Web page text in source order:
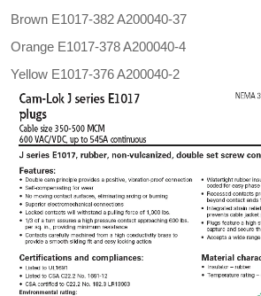
Brown E1017-382 A200040-37
Orange E1017-378 A200040-4
Yellow E1017-376 A200040-2